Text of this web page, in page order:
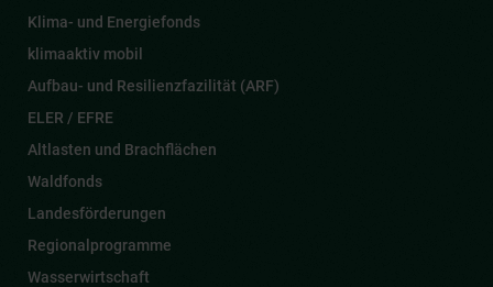
Klima- und Energiefonds
klimaaktiv mobil
Aufbau- und Resilienzfazilität (ARF)
ELER / EFRE
Altlasten und Brachflächen
Waldfonds
Landesförderungen
Regionalprogramme
Wasserwirtschaft